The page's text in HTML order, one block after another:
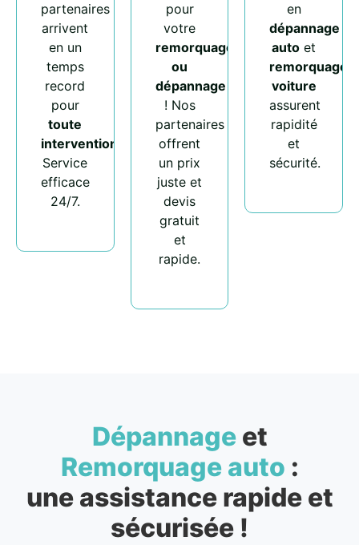
partenaires
arrivent
en un
temps
record
pour
toute
intervention
Service
efficace
24/7.
pour
votre
remorquage
ou
dépannage
! Nos
partenaires
offrent
un prix
juste et
devis
gratuit
et
rapide.
en
dépannage
auto et
remorquage
voiture
assurent
rapidité
et
sécurité.
Dépannageet
Remorquage auto :
une assistance rapide et
sécurisée !